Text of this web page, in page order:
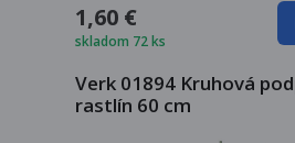
1,60 €
skladom 72 ks
Verk 01894 Kruhová
rastlín 60 cm